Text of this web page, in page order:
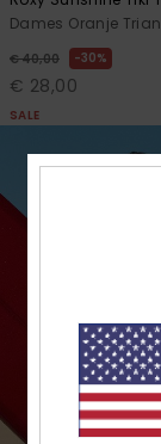
Dames Oranje
€ 40,00 30%
€ 28,00
SALE